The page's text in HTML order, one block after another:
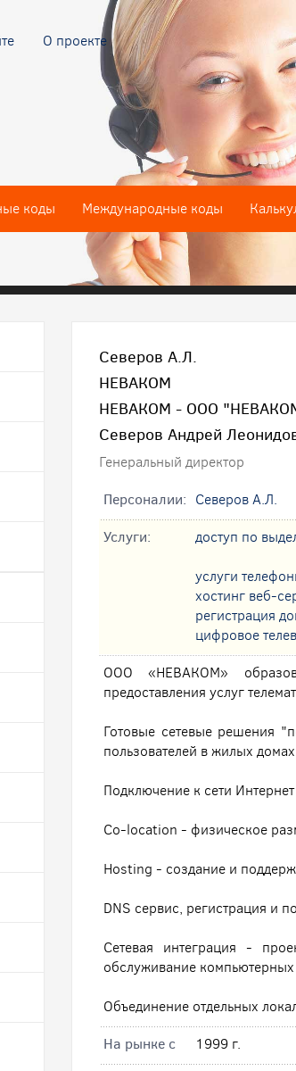
О проекте
коды Международные коды
Северов А.Л.
НЕВАКОМ
НЕВАКОМ - ООО
Северов Андрей
Генеральный директор
Персоналии: Северов А.Л.
Услуги:
доступ по
услуги
хостинг веб-
регистрация
цифровое
ООО «НЕВАКОМ»
предоставления услуг
Готовые сетевые решения
пользователей в жилых
Подключение к сети
Сo-location - физическое
Hosting - создание и
DNS сервис, регистрация и
Сетевая интеграция -
обслуживание
Объединение отдельных
На рынке с
1999 г.